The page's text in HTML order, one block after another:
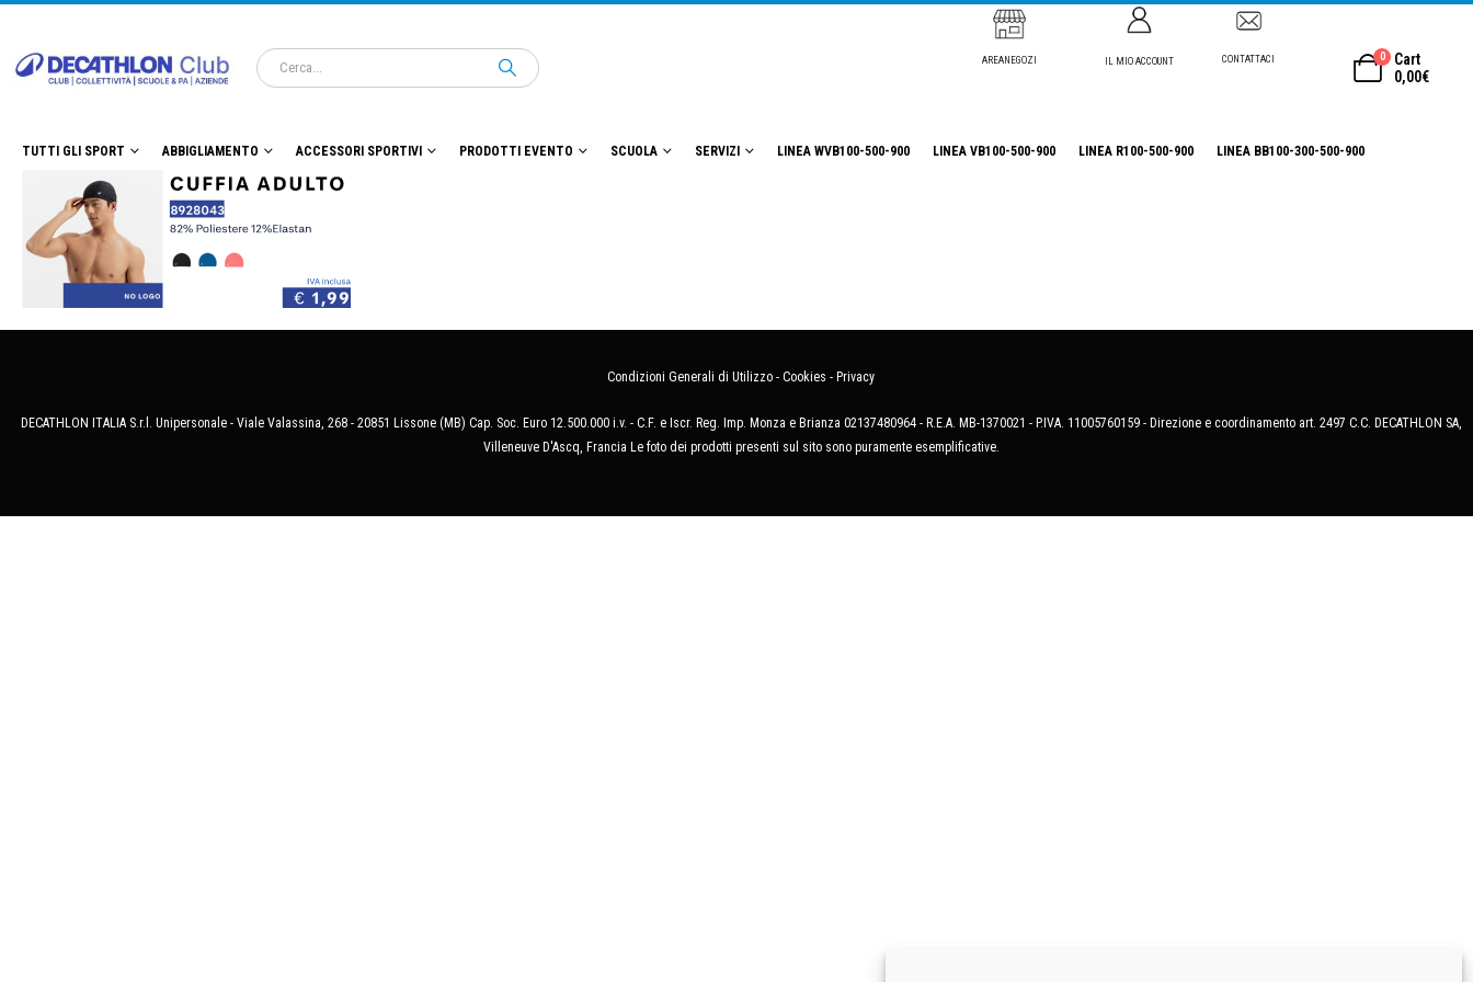
AREANEGOZI IL MIO ACCOUNT CONTATTACI 0
Cart
0,00€
TUTTI GLI SPORT ABBIGLIAMENTO ACCESSORI SPORTIVI PRODOTTI EVENTO SCUOLA SERVIZI LINEA WVB100-500-900 LINEA VB100-500-900 LINEA R100-500-900 LINEA BB100-300-500-900
Condizioni Generali di Utilizzo - Cookies - Privacy
DECATHLON ITALIA S.r.l. Unipersonale - Viale Valassina, 268 - 20851 Lissone (MB) Cap. Soc. Euro 12.500.000 i.v. - C.F. e Iscr. Reg. Imp. Monza e Brianza 02137480964 - R.E.A. MB-1370021 - P.IVA. 11005760159 - Direzione e coordinamento art. 2497 C.C. DECATHLON SA,
Villeneuve D'Ascq, Francia Le foto dei prodotti presenti sul sito sono puramente esemplificative.